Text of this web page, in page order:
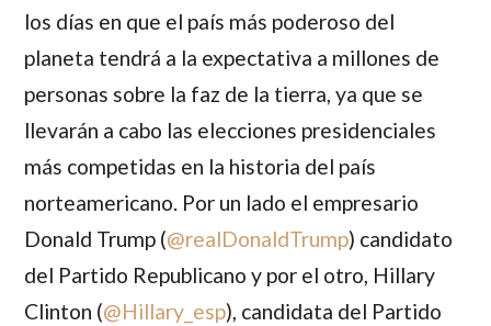
los días en que el país más poderoso del
planeta tendrá a la expectativa a millones de
personas sobre la faz de la tierra, ya que se
llevarán a cabo las elecciones presidenciales
más competidas en la historia del país
norteamericano. Por un lado el empresario
Donald Trump (@realDonaldTrump) candidato
del Partido Republicano y por el otro, Hillary
Clinton (@Hillary_esp), candidata del Partido